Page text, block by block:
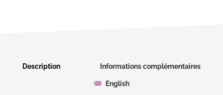
Description Informations complémentaires
English